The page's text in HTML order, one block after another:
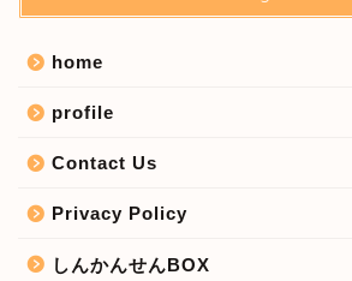
home
profile
Contact Us
Privacy Policy
しんかんせんBOX